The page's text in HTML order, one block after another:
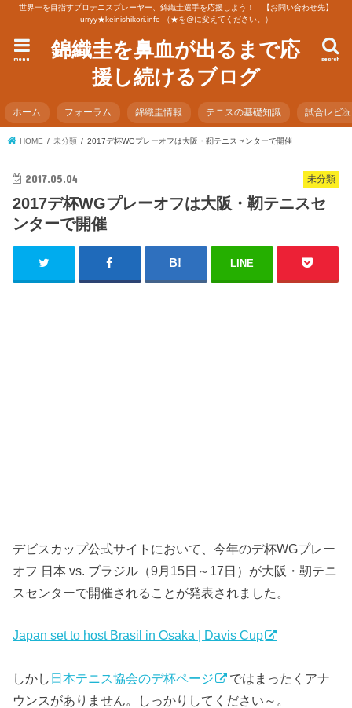
世界一を目指すプロテニスプレーヤー、錦織圭選手を応援しよう！ 【お問い合わせ先】
urryy★keinishikori.info （★を@に変えてください。）
錦織圭を鼻血が出るまで応
援し続けるブログ
search
menu
ホーム フォーラム 錦織圭情報 テニスの基礎知識 試合レビ
HOME 未分類 2017デ杯WGプレーオフは大阪・靭テニスセンターで開催
未分類
2017.05.04
2017デ杯WGプレーオフは大阪・靭テニスセ
ンターで開催
LINE
デビスカップ公式サイトにおいて、今年のデ杯WGプレー
オフ 日本 vs. ブラジル（9月15日～17日）が大阪・靭テニ
スセンターで開催されることが発表されました。
Japan set to host Brasil in Osaka | Davis Cup
しかし 日本テニス協会のデ杯ページ
ではまったくアナ
ウンスがありません。しっかりしてください～。